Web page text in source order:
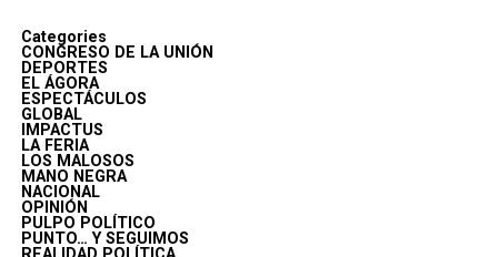
Categories
CONGRESO DE LA UNIÓN
DEPORTES
EL ÁGORA
ESPECTÁCULOS
GLOBAL
IMPACTUS
LA FERIA
LOS MALOSOS
MANO NEGRA
NACIONAL
OPINIÓN
PULPO POLÍTICO
PUNTO… Y SEGUIMOS